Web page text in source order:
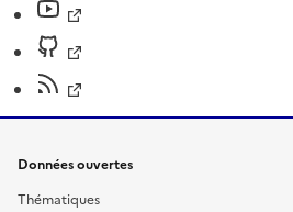
Données ouvertes
Thématiques